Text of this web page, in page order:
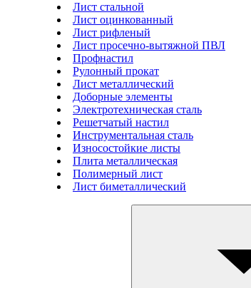
Лист стальной
Лист оцинкованный
Лист рифленый
Лист просечно-вытяжной ПВЛ
Профнастил
Рулонный прокат
Лист металлический
Доборные элементы
Электротехническая сталь
Решетчатый настил
Инструментальная сталь
Износостойкие листы
Плита металлическая
Полимерный лист
Лист биметаллический